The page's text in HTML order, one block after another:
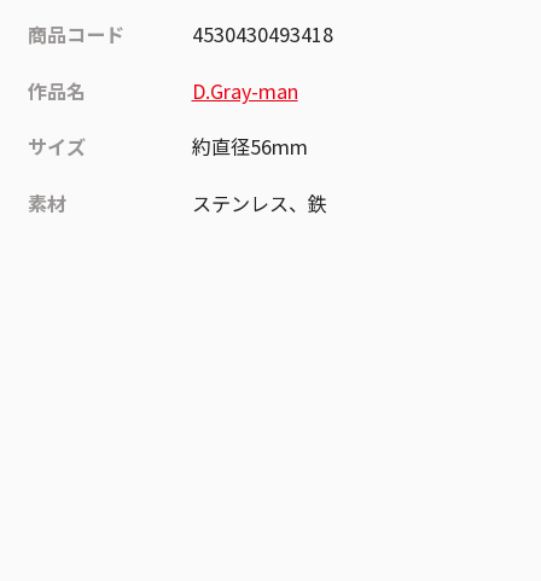
商品コード
4530430493418
作品名
D.Gray-man
サイズ
約直径56mm
素材
ステンレス、鉄